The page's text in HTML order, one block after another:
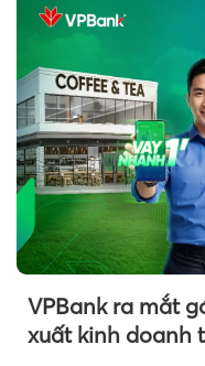
VPBank ra mắt
xuất kinh doanh